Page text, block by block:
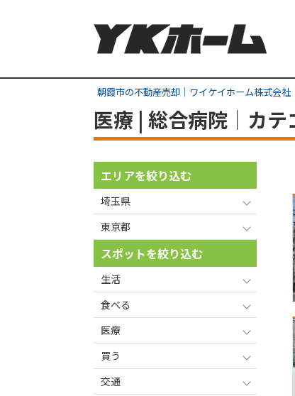
朝霞市の不動産売却｜ワイケイホーム株式会社
医療 | 総合病院｜カ
エリアを絞り込む
埼玉県
東京都
スポットを絞り込む
生活
食べる
医療
買う
交通